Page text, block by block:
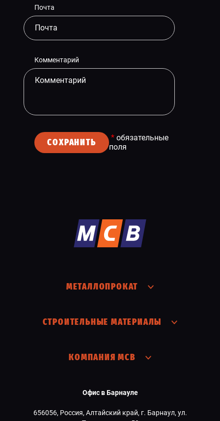
Почта
Комментарий
СОХРАНИТЬ * обязательные
поля
МЕТАЛЛОПРОКАТ
СТРОИТЕЛЬНЫЕ МАТЕРИАЛЫ
КОМПАНИЯ МСВ
Офис в Барнауле
656056, Россия, Алтайский край, г. Барнаул, ул.